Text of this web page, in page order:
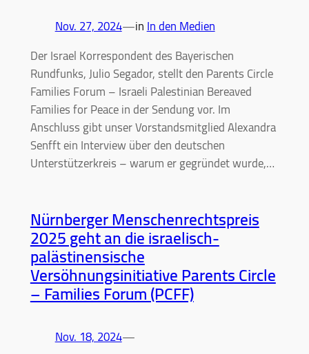
Nov. 27, 2024—inIn den Medien
Der Israel Korrespondent des Bayerischen
Rundfunks, Julio Segador, stellt den Parents Circle
Families Forum – Israeli Palestinian Bereaved
Families for Peace in der Sendung vor. Im
Anschluss gibt unser Vorstandsmitglied Alexandra
Senfft ein Interview über den deutschen
Unterstützerkreis – warum er gegründet wurde,…
Nürnberger Menschenrechtspreis
2025 geht an die israelisch-
palästinensische
Versöhnungsinitiative Parents Circle
– Families Forum (PCFF)
Nov. 18, 2024—